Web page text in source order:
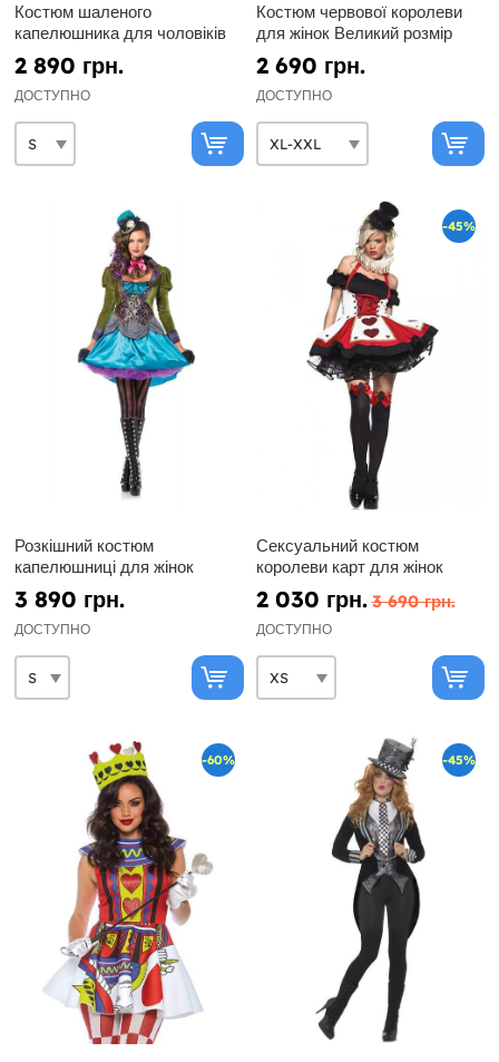
Костюм шаленого
капелюшника для чоловіків
2 890 грн.
ДОСТУПНО
Костюм червової королеви
для жінок Великий розмір
2 690 грн.
ДОСТУПНО
Розкішний костюм
капелюшниці для жінок
3 890 грн.
ДОСТУПНО
-45%
Сексуальний костюм
королеви карт для жінок
2 030 грн. 3 690 грн.
ДОСТУПНО
-60% -45%